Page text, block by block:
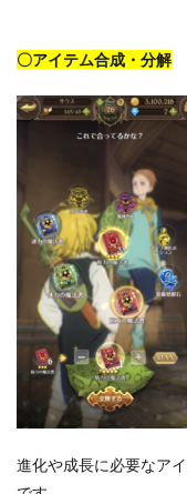
〇アイテム合成・分解
進化や成長に必要なア